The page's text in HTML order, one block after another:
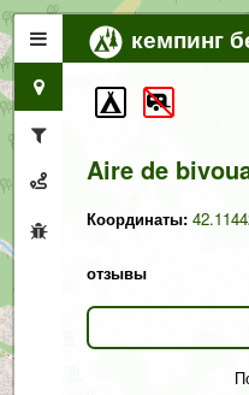
кемпинг
Aire de
Координаты:
отзывы